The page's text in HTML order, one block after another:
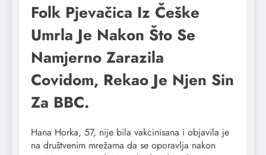
Folk Pjevačica Iz Češke
Umrla Je Nakon Što Se
Namjerno Zarazila
Covidom, Rekao Je Njen Sin
Za BBC.
Hana Horka, 57, nije bila vakcinisana i objavila je
na društvenim mrežama da se oporavlja nakon